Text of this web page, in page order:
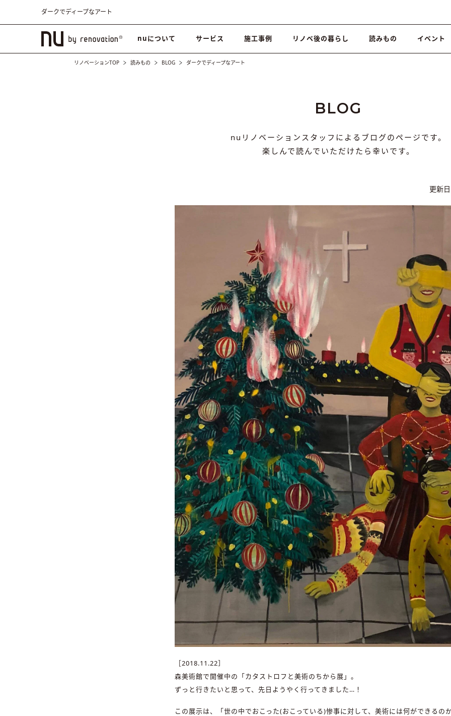
ダークでディープなアート
nuについて サービス 施工事例 リノベ後の暮らし 読みもの イベント
リノベーションTOP 読みもの BLOG ダークでディープなアート
BLOG
nuリノベーションスタッフによるブログのページです。
楽しんで読んでいただけたら幸いです。
更新
［2018.11.22］
森美術館で開催中の「カタストロフと美術のちから展」。
ずっと行きたいと思って、先日ようやく行ってきました…！
この展示は、「世の中でおこった(おこっている)惨事に対して、美術には何ができるの